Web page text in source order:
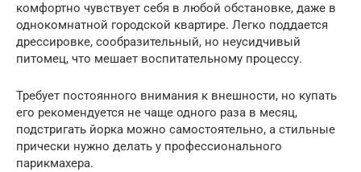
комфортно чувствует себя в любой обстановке, даже в
однокомнатной городской квартире. Легко поддается
дрессировке, сообразительный, но неусидчивый
питомец, что мешает воспитательному процессу.
Требует постоянного внимания к внешности, но купать
его рекомендуется не чаще одного раза в месяц,
подстригать йорка можно самостоятельно, а стильные
прически нужно делать у профессионального
парикмахера.